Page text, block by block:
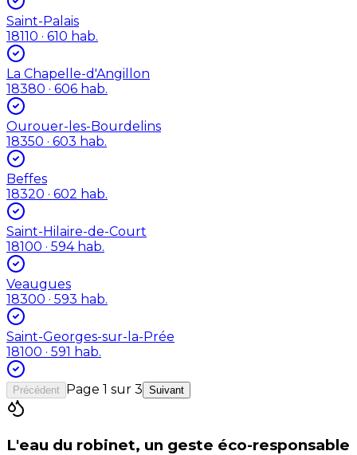
Saint-Palais
18110 · 610 hab.
La Chapelle-d'Angillon
18380 · 606 hab.
Ourouer-les-Bourdelins
18350 · 603 hab.
Beffes
18320 · 602 hab.
Saint-Hilaire-de-Court
18100 · 594 hab.
Veaugues
18300 · 593 hab.
Saint-Georges-sur-la-Prée
18100 · 591 hab.
Précédent Page 1 sur 3 Suivant
L'eau du robinet, un geste éco-responsable